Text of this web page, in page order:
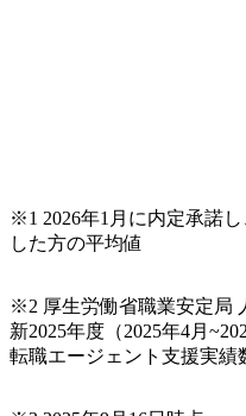
※1 2026年1月に内定承諾
した方の平均値
※2 厚生労働省職業安定局
新2025年度（2025年4月
転職エージェント支援実績